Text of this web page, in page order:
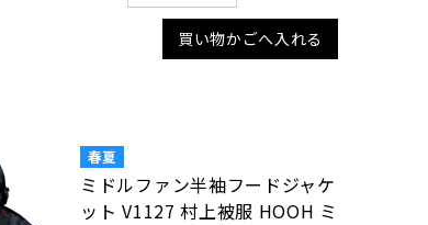
買い物かごへ入れる
ミドルファン半袖フードジャケ
ット V1127 村上被服 HOOH ミ